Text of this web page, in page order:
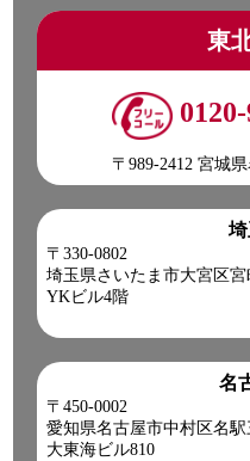
東
0120-
〒989-2412 宮城
〒330-0802
埼玉県さいたま市大宮区宮
YKビル4階
名
〒450-0002
愛知県名古屋市中村区名駅
大東海ビル810